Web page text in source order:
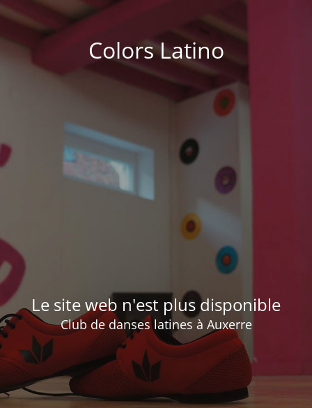
Colors Latino
Le site web n'est plus disponible
Club de danses latines à Auxerre